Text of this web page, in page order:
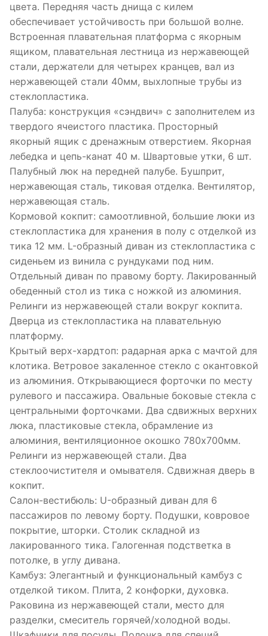
цвета. Передняя часть днища с килем
обеспечивает устойчивость при большой волне.
Встроенная плавательная платформа с якорным
ящиком, плавательная лестница из нержавеющей
стали, держатели для четырех кранцев, вал из
нержавеющей стали 40мм, выхлопные трубы из
стеклопластика.
Палуба: конструкция «сэндвич» с заполнителем из
твердого ячеистого пластика. Просторный
якорный ящик с дренажным отверстием. Якорная
лебедка и цепь-канат 40 м. Швартовые утки, 6 шт.
Палубный люк на передней палубе. Бушприт,
нержавеющая сталь, тиковая отделка. Вентилятор,
нержавеющая сталь.
Кормовой кокпит: самоотливной, большие люки из
стеклопластика для хранения в полу с отделкой из
тика 12 мм. L-образный диван из стеклопластика с
сиденьем из винила с рундуками под ним.
Отдельный диван по правому борту. Лакированный
обеденный стол из тика с ножкой из алюминия.
Релинги из нержавеющей стали вокруг кокпита.
Дверца из стеклопластика на плавательную
платформу.
Крытый верх-хардтоп: радарная арка с мачтой для
клотика. Ветровое закаленное стекло с окантовкой
из алюминия. Открывающиеся форточки по месту
рулевого и пассажира. Овальные боковые стекла с
центральными форточками. Два сдвижных верхних
люка, пластиковые стекла, обрамление из
алюминия, вентиляционное окошко 780х700мм.
Релинги из нержавеющей стали. Два
стеклоочистителя и омывателя. Сдвижная дверь в
кокпит.
Салон-вестибюль: U-образный диван для 6
пассажиров по левому борту. Подушки, ковровое
покрытие, шторки. Столик складной из
лакированного тика. Галогенная подстветка в
потолке, в углу дивана.
Камбуз: Элегантный и функциональный камбуз с
отделкой тиком. Плита, 2 конфорки, духовка.
Раковина из нержавеющей стали, место для
разделки, смеситель горячей/холодной воды.